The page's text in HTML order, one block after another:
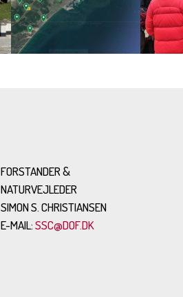
FORSTANDER &
NATURVEJLEDER
SIMON S. CHRISTIANSEN
E-MAIL:SSC@DOF.DK